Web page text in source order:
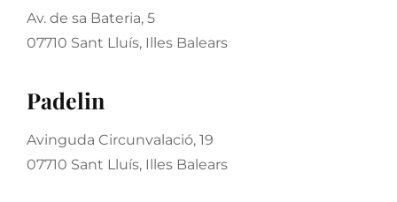
Av. de sa Bateria, 5
07710 Sant Lluís, Illes Balears
Padelin
Avinguda Circunvalació, 19
07710 Sant Lluís, Illes Balears